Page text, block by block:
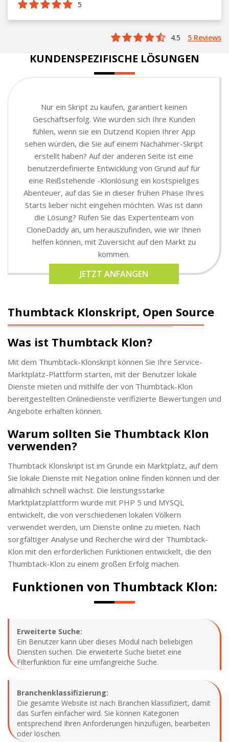
5
4.5 5 Reviews
KUNDENSPEZIFISCHE LÖSUNGEN
Nur ein Skript zu kaufen, garantiert keinen
Geschäftserfolg. Wie würden sich Ihre Kunden
fühlen, wenn sie ein Dutzend Kopien Ihrer App
sehen würden, die Sie auf einem Nachahmer-Skript
erstellt haben? Auf der anderen Seite ist eine
benutzerdefinierte Entwicklung von Grund auf für
eine Reißstehende -Klonlösung ein kostspieliges
Abenteuer, auf das Sie in dieser frühen Phase Ihres
Starts lieber nicht eingehen möchten. Was ist dann
die Lösung? Rufen Sie das Expertenteam von
CloneDaddy an, um herauszufinden, wie wir Ihnen
helfen können, mit Zuversicht auf den Markt zu
kommen.
JETZT ANFANGEN
Thumbtack Klonskript, Open Source
Was ist Thumbtack Klon?
Mit dem Thumbtack-Klonskript können Sie Ihre Service-
Marktplatz-Plattform starten, mit der Benutzer lokale
Dienste mieten und mithilfe der von Thumbtack-Klon
bereitgestellten Onlinedienste verifizierte Bewertungen und
Angebote erhalten können.
Warum sollten Sie Thumbtack Klon
verwenden?
Thumbtack Klonskript ist im Grunde ein Marktplatz, auf dem
Sie lokale Dienste mit Negation online finden können und der
allmählich schnell wächst. Die leistungsstarke
Marktplatzplattform wurde mit PHP 5 und MYSQL
entwickelt, die von verschiedenen lokalen Völkern
verwendet werden, um Dienste online zu mieten. Nach
sorgfältiger Analyse und Recherche wird der Thumbtack-
Klon mit den erforderlichen Funktionen entwickelt, die den
Thumbtack-Klon zu einem großen Erfolg machen.
Funktionen von Thumbtack Klon:
Erweiterte Suche:
Ein Benutzer kann über dieses Modul nach beliebigen
Diensten suchen. Die erweiterte Suche bietet eine
Filterfunktion für eine umfangreiche Suche.
Branchenklassifizierung:
Die gesamte Website ist nach Branchen klassifiziert, damit
das Surfen einfacher wird. Sie können Kategorien
entsprechend Ihren Anforderungen hinzufügen, bearbeiten
oder löschen.